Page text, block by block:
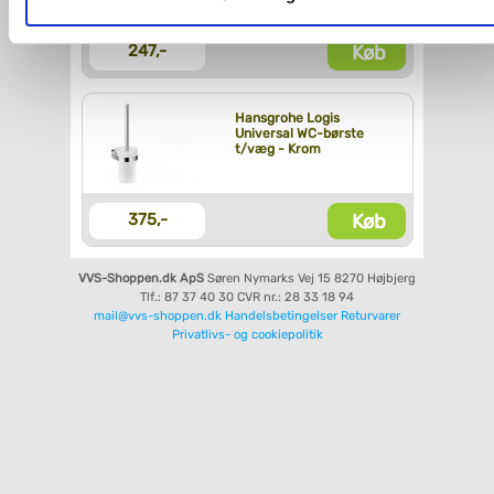
Du kan se mere om, hvordan vi behandler dine
personoplysninger, ved at klikke
247,- Køb
Hansgrohe Logis
Universal WC-børste
t/væg - Krom
375,- Køb
VVS-Shoppen.dk ApS Søren Nymarks Vej 15 8270 Højbjerg
Tlf.: 87 37 40 30 CVR nr.: 28 33 18 94
mail@vvs-shoppen.dk Handelsbetingelser Returvarer
Privatlivs- og cookiepolitik